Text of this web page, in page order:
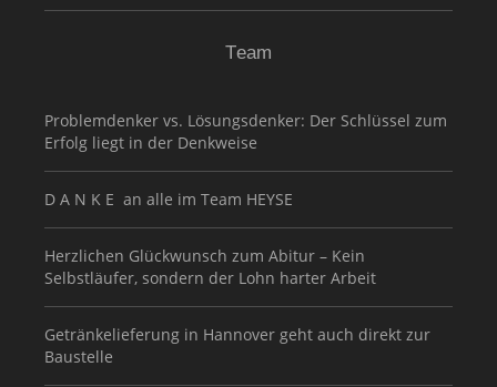
Team
Problemdenker vs. Lösungsdenker: Der Schlüssel zum
Erfolg liegt in der Denkweise
D A N K E an alle im Team HEYSE
Herzlichen Glückwunsch zum Abitur – Kein
Selbstläufer, sondern der Lohn harter Arbeit
Getränkelieferung in Hannover geht auch direkt zur
Baustelle